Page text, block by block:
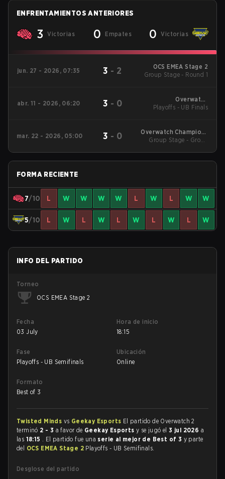
ENFRENTAMIENTOS ANTERIORES
3 Victorias 0 Empates 0 Victorias
jun. 27 - 2026, 07:35 3 - 2
OCS EMEA Stage 2
Group Stage - Round 1
abr. 11 - 2026, 06:20 3 - 0
Overwatch
Champions Series -
Playoffs - UB Finals
mar. 22 - 2026, 05:00 3 - 0
Overwatch Champions
Series - EMEA Stage 1
Group Stage - Group
FORMA RECIENTE
7/10 L W W W W L W L W W
5/10 L W L W L W L W L W
INFO DEL PARTIDO
Torneo
OCS EMEA Stage 2
Fecha
03 July
Hora de inicio
18:15
Fase
Playoffs - UB Semifinals
Ubicación
Online
Formato
Best of 3
Twisted Minds vs Geekay Esports El partido de Overwatch 2
terminó 2 - 3 a favor de Geekay Esportsy se jugó el3 jul 2026 a
las 18:15 . El partido fue una serie al mejor de Best of 3 y parte
del OCS EMEA Stage 2 Playoffs - UB Semifinals.
Desglose del partido